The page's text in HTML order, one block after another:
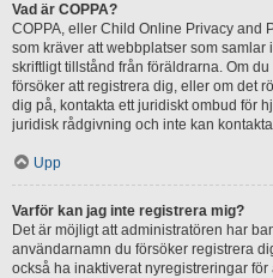
Vad är COPPA?
COPPA, eller Child Online Privacy and
som kräver att webbplatser som
skriftligt tillstånd från föräldrarna. Om
försöker att registrera dig, eller om det
dig på, kontakta ett juridiskt ombud för
juridisk rådgivning och inte kan
Upp
Varför kan jag inte registrera mig?
Det är möjligt att administratören har
användarnamn du försöker registrera
också ha inaktiverat nyregistreringar